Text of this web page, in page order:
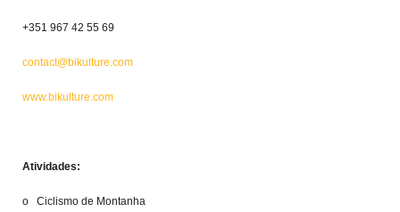
+351 967 42 55 69
contact@bikulture.com
www.bikulture.com
Atividades:
o Ciclismo de Montanha